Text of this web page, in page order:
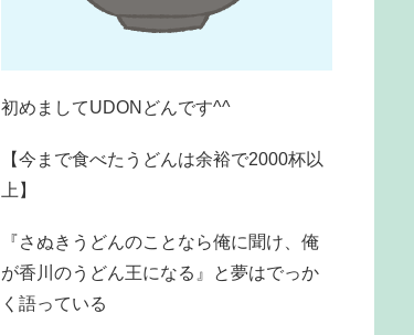
初めましてUDONどんです^^
【今まで食べたうどんは余裕で2000杯以
上】
『さぬきうどんのことなら俺に聞け、俺
が香川のうどん王になる』と夢はでっか
く語っている